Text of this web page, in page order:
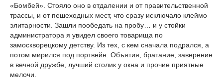
«Бомбей». Стояло оно в отдалении и от правительственной
трассы, и от пешеходных мест, что сразу исключало клеймо
элитарности. Зашли пообедать на пробу… и у стойки
администратора я увидел своего товарища по
замоскворецкому детству. Из тех, с кем сначала подрался, а
потом мирился под портвейн. Объятия, братание, заверение
в вечной дружбе, лучший столик у окна и прочие приятные
мелочи.